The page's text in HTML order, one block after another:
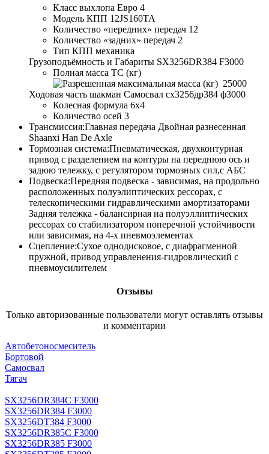
Класс выхлопа Евро 4
Модель КПП 12JS160TA
Количество «передних» передач 12
Количество «задних» передач 2
Тип КПП механика
Грузоподъёмность и Габариты SX3256DR384 F3000
Полная масса ТС (кг)
25000
Ходовая часть шакман Самосвал сх3256др384 ф3000
Колесная формула 6x4
Количество осей 3
Трансмиссия:Главная передача Двойная разнесенная
Shaanxi Han De Axle
Тормозная система:Пневматическая, двухконтурная
привод с разделением на контуры на переднюю ось и
задюю тележку, с регулятором тормозных сил,с АБС
Подвеска:Передняя подвеска - зависимая, на продольно
расположенных полуэлиптических рессорах, с
телескопическими гидравлическими амортизаторами
Задняя тележка - балансирная на полуэллиптических
рессорах со стабилизатором поперечной устойчивости
или зависимая, на 4-х пневмоэлементах
Сцепление:Сухое однодисковое, с диафрагменной
пружной, привод управленения-гидровлический с
пневмоусилителем
Отзывы
Только авторизованные пользователи могут оставлять отзывы
и комментарии
Автобетоносмеситель
Бортовой
Самосвал
Тягач
SX3256DR384C F3000
SX3256DR384 F3000
SX3256DT384 F3000
SX3256DR385C F3000
SX3256DR385 F3000